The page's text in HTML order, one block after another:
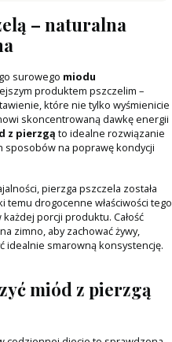
– naturalna
surowego miodu
produktem pszczelim –
które nie tylko wyśmienicie
skoncentrowaną dawkę energii
z pierzgą to idealne rozwiązanie
sposobów na poprawę kondycji
pierzga pszczela została
drogocenne właściwości tego
porcji produktu. Całość
zimno, aby zachować żywy,
idealnie smarowną konsystencję.
miód z pierzgą